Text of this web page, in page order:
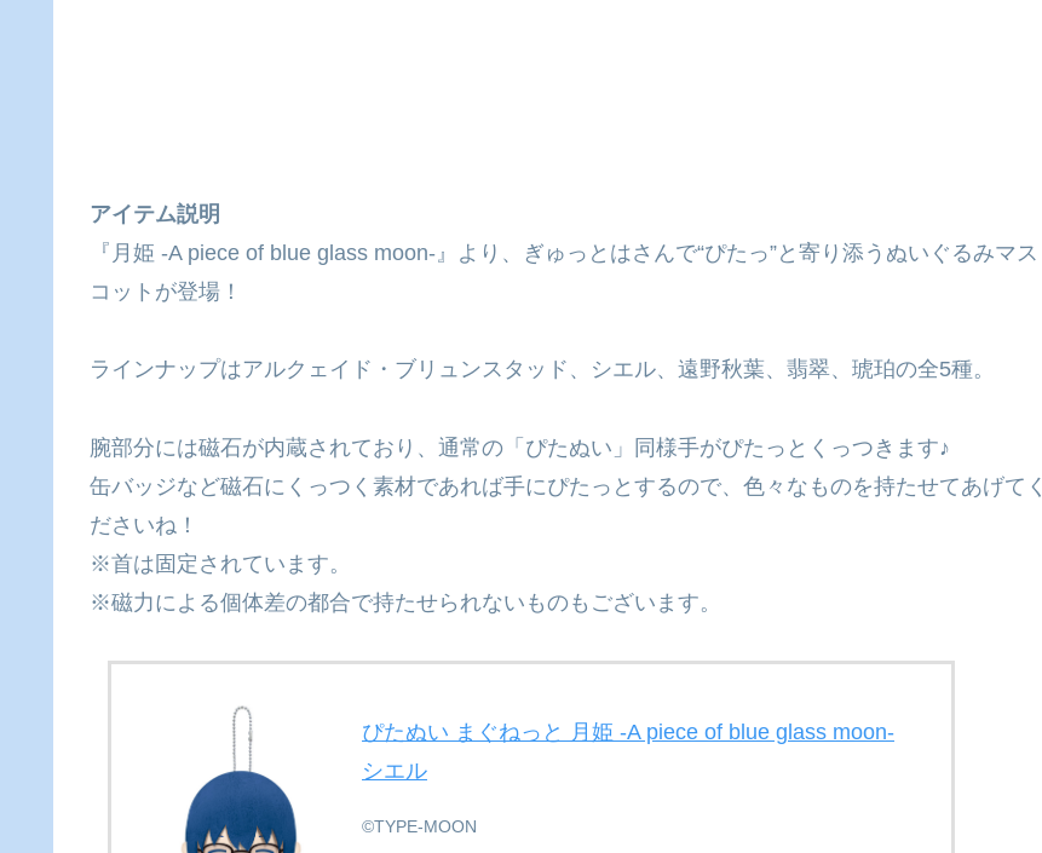
アイテム説明
『月姫 -A piece of blue glass moon-』より、ぎゅっとはさんで“ぴたっ”と寄り添うぬいぐるみマス
コットが登場！
ラインナップはアルクェイド・ブリュンスタッド、シエル、遠野秋葉、翡翠、琥珀の全5種。
腕部分には磁石が内蔵されており、通常の「ぴたぬい」同様手がぴたっとくっつきます♪
缶バッジなど磁石にくっつく素材であれば手にぴたっとするので、色々なものを持たせてあげてく
ださいね！
※首は固定されています。
※磁力による個体差の都合で持たせられないものもございます。
ぴたぬい まぐねっと 月姫 -A piece of blue glass moon-
シエル
©TYPE-MOON